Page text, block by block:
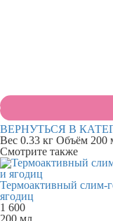
ВЕРНУТЬСЯ В
Вес 0.33 кг Объём 200
Смотрите также
Термоактивный слим-
ягодиц
1 600
200 мл